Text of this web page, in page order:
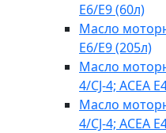
E6/E9 (60л)
Масло
E6/E9 (205л)
Масло
4/CJ-4; ACEA
Масло
4/CJ-4; ACEA